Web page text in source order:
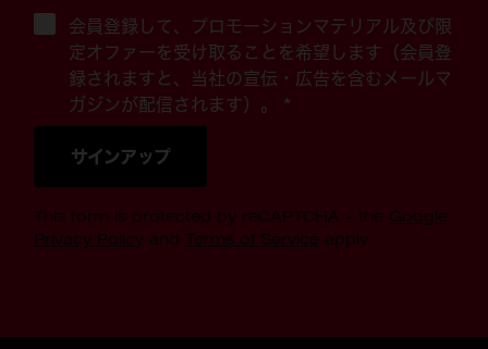
会員登録して、プロモーションマテリアル及び限
定オファーを受け取ることを希望します（会員登
録されますと、当社の宣伝・広告を含むメールマ
ガジンが配信されます）。 *
サインアップ
This form is protected by reCAPTCHA - the Google
Privacy Policyand Terms of Service apply.